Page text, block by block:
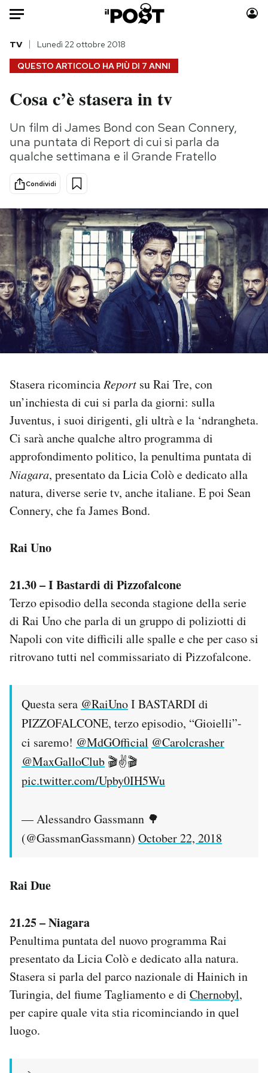
HOME
Italia
Politica
Tecnologia
Scienza
Economia
Sport
Moda
Consumismi
Storie/Idee
Altrecose
Mondiali calcio 2026
PODCAST
NEWSLETTER
CALENDARIO
AREA PERSONALE
Area Personale
Notifiche mobile
Esci
QUESTO ARTICOLO HA PIÙ DI 7 ANNI
TV Lunedì 22 ottobre 2018
Cosa c’è stasera in tv
Un film di James Bond con Sean Connery,
una puntata di Report di cui si parla da
qualche settimana e il Grande Fratello
Condividi
Stasera ricominciaReport su Rai Tre, con
un’inchiesta di cui si parla da giorni: sulla
Juventus, i suoi dirigenti, gli ultrà e la ‘ndrangheta.
Ci sarà anche qualche altro programma di
approfondimento politico, la penultima puntata di
Niagara, presentato da Licia Colò e dedicato alla
natura, diverse serie tv, anche italiane. E poi Sean
Connery, che fa James Bond.
Rai Uno
21.30 – I Bastardi di Pizzofalcone
Terzo episodio della seconda stagione della serie
di Rai Uno che parla di un gruppo di poliziotti di
Napoli con vite difficili alle spalle e che per caso si
ritrovano tutti nel commissariato di Pizzofalcone.
Questa sera @RaiUnoI BASTARDI di
PIZZOFALCONE, terzo episodio, “Gioielli”-
ci saremo! @MdGOfficial @Carolcrasher
@MaxGalloClub 🎬✌️🎬
pic.twitter.com/Upby0IH5Wu
— Alessandro Gassmann 🌳
(@GassmanGassmann) October 22, 2018
Rai Due
21.25 – Niagara
Penultima puntata del nuovo programma Rai
presentato da Licia Colò e dedicato alla natura.
Stasera si parla del parco nazionale di Hainich in
Turingia, del fiume Tagliamento e di Chernobyl,
per capire quale vita stia ricominciando in quel
luogo.